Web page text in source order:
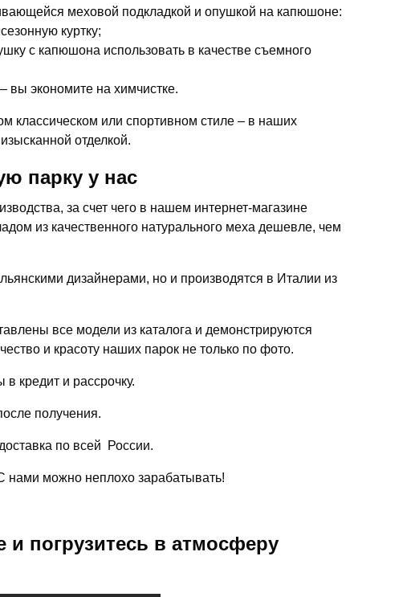
меховой подкладкой и опушкой на капюшоне:
куртку;
с капюшона использовать в качестве съемного
вы экономите на химчистке.
классическом или спортивном стиле – в наших
отделкой.
парку у нас
за счет чего в нашем интернет-магазине
из качественного натурального меха дешевле, чем
дизайнерами, но и производятся в Италии из
все модели из каталога и демонстрируются
и красоту наших парок не только по фото.
кредит и рассрочку.
получения.
по всей России.
нами можно неплохо зарабатывать!
погрузитесь в атмосферу